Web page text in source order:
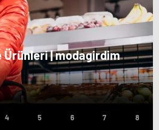
Ürünleri | modagirdim